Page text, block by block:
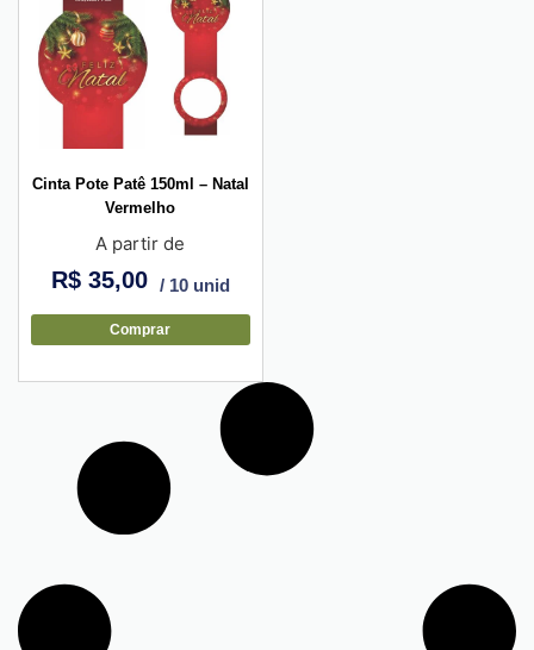
Cinta Pote Patê 150ml – Natal
Vermelho
A partir de
R$35,00 / 10 unid
Comprar